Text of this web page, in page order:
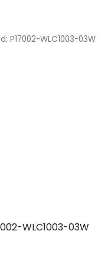
WLC1003-03W
P17002-WLC1003-03W